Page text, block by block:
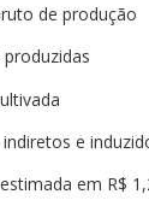
de produção
e
em R$